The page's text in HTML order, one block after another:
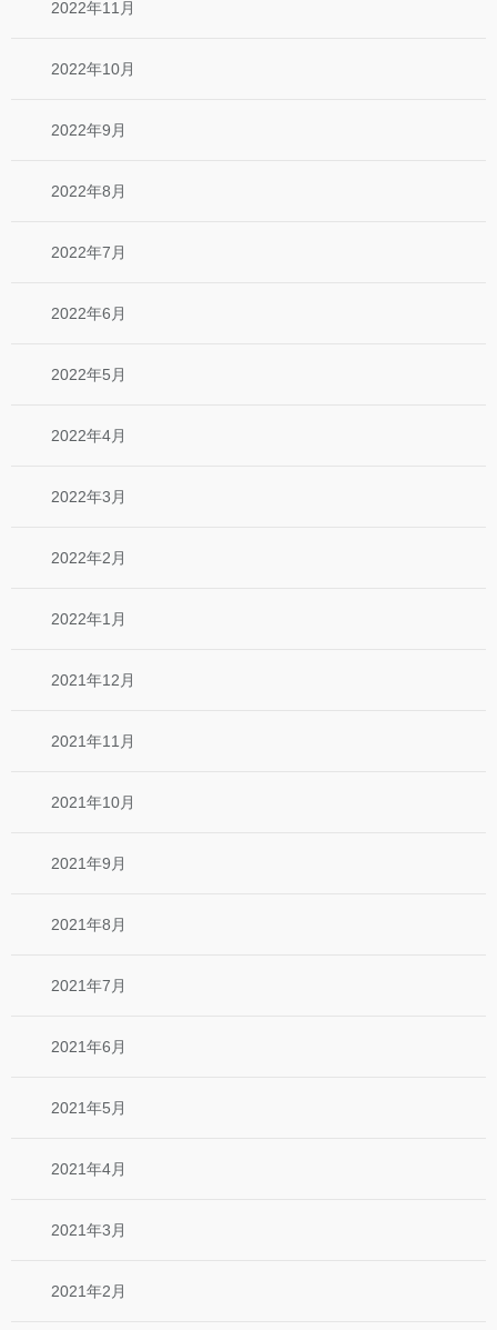
2022年11月
2022年10月
2022年9月
2022年8月
2022年7月
2022年6月
2022年5月
2022年4月
2022年3月
2022年2月
2022年1月
2021年12月
2021年11月
2021年10月
2021年9月
2021年8月
2021年7月
2021年6月
2021年5月
2021年4月
2021年3月
2021年2月